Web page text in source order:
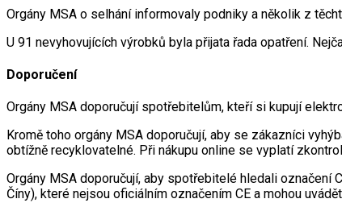
Orgány MSA o selhání informovaly podniky a několik z
U 91 nevyhovujících výrobků byla přijata řada opatření.
Doporučení
Orgány MSA doporučují spotřebitelům, kteří si kupují
Kromě toho orgány MSA doporučují, aby se zákazníci
obtížně recyklovatelné. Při nákupu online se vyplatí
Orgány MSA doporučují, aby spotřebitelé hledali označení
Číny), které nejsou oficiálním označením CE a mohou